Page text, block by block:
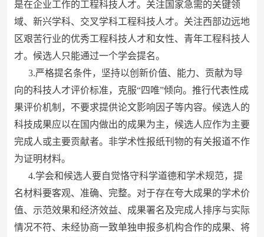
是在企业工作的工程科技人才。关注国家急需的关键领
域、新兴学科、交叉学科工程科技人才。关注西部边远地
区艰苦行业的优秀工程科技人才和女性、青年工程科技人
才。候选人只能通过一个学会提名。
3.严格提名条件，坚持以创新价值、能力、贡献为导
向的科技人才评价标准，克服“四唯”倾向。推行代表性成
果评价机制，不要求提供论文影响因子等内容。候选人的
科技成果应以在国内做出的成果为主，候选人应作为主要
完成人或主要贡献者。非学术性报纸刊物的有关报道不作
为证明材料。
4.学会和候选人要自觉恪守科学道德和学术规范，提
名材料要客观、准确、完整。对于存在夸大成果的学术价
值、示范效果和经济效益、成果署名及完成人排序与实际
情况不符、未经协商一致单独申报多机构合作的成果、将